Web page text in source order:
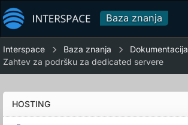
Baza znanja
Interspace Baza znanja Dokumentacija
Zahtev za podršku za dedicated servere
HOSTING